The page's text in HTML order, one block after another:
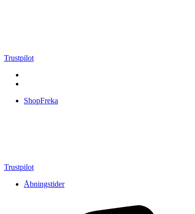
Trustpilot
ShopFreka
Trustpilot
Åbningstider